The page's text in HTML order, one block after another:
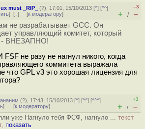
must _RIP_ (?), 17:01, 15/10/2013 [^] [^^]
] [↓] [к модератору]
–3
+ / –
не разрабатывает GCC. Он
управляющий комитет, который
- ВНЕЗАПНО!
не разу не нагнул никого, когда
коммитета выражала
что GPL v3 это хорошая лицензия для
,ананим (?), 17:43, 15/10/2013 [^] [^^] [^^^]
] [к модератору]
+3
+ / –
уже Нагнуло тебя ФСФ, нагнуло ... текст
показать